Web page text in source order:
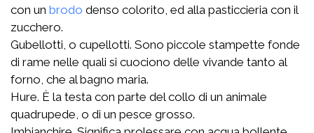
con un brodo denso colorito, ed alla pasticcieria con il
zucchero.
Gubellotti, o cupellotti. Sono piccole stampette fonde
di rame nelle quali si cuociono delle vivande tanto al
forno, che al bagno maria.
Hure. È la testa con parte del collo di un animale
quadrupede, o di un pesce grosso.